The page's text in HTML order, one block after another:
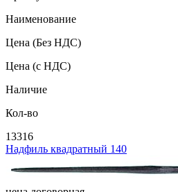
Наименование
Цена (Без НДС)
Цена (с НДС)
Наличие
Кол-во
13316
Надфиль квадратный 140